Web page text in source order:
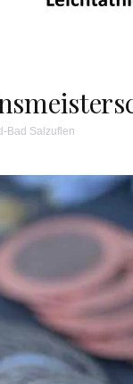
Bad Salzuflen